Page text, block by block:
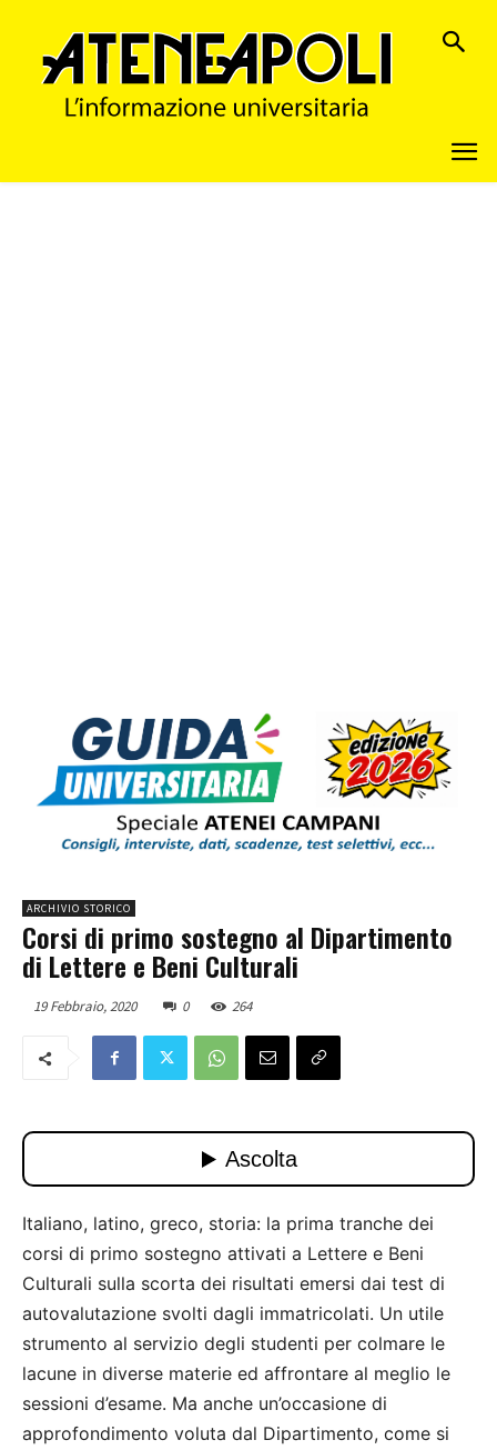
ARCHIVIO STORICO
Corsi di primo sostegno al Dipartimento
di Lettere e Beni Culturali
19 Febbraio, 2020 0 264
Italiano, latino, greco, storia: la prima tranche dei
corsi di primo sostegno attivati a Lettere e Beni
Culturali sulla scorta dei risultati emersi dai test di
autovalutazione svolti dagli immatricolati. Un utile
strumento al servizio degli studenti per colmare le
lacune in diverse materie ed affrontare al meglio le
sessioni d’esame. Ma anche un’occasione di
approfondimento voluta dal Dipartimento, come si